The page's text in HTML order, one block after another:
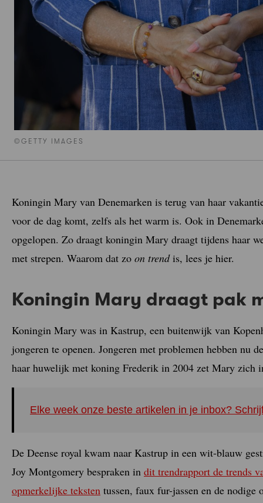
©GETTY IMAGES
Koningin Mary van Denemarken is terug van haar
voor de dag komt, zelfs als het warm is. Ook in
opgelopen. Zo draagt koningin Mary draagt tijdens haar
met strepen. Waarom dat zo on trendis, lees je hier.
Koningin Mary draagt pak
Koningin Mary was in Kastrup, een buitenwijk van
jongeren te openen. Jongeren met problemen hebben nu
haar huwelijk met koning Frederik in 2004 zet Mary zich
Elke week onze beste artikelen in je inbox?
De Deense royal kwam naar Kastrup in een wit-blauw
Joy Montgomery bespraken in dit trendrapport de trends
opmerkelijke teksten tussen, faux fur-jassen en de nodige